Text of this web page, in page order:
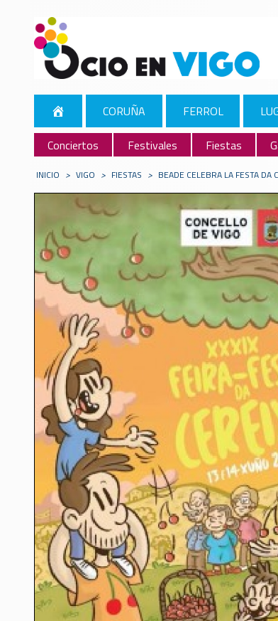
CORUÑA FERROL
Conciertos
Festivales Fiestas
INICIO > VIGO > FIESTAS > BEADE CELEBRA LA FESTA DA